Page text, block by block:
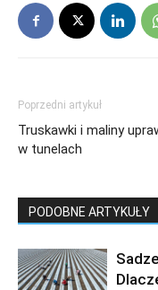
Poprzedni artykuł
Truskawki i maliny
w tunelach
PODOBNE ARTYKUŁY